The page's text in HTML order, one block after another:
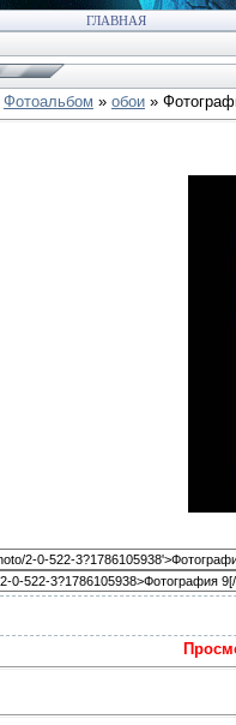
ГЛАВНАЯ
Фотоальбом » обои »